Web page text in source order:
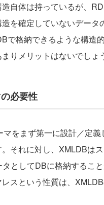
自体は持っているが、
を確定していないデータ
で格納できるような構造
りメリットはないでしょ
必要性
をまず第一に設計／定義
それに対し、XMLDBは
としてDBに格納するこ
スという性質は、